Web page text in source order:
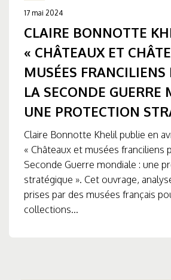
17 mai 2024
CLAIRE BONNOTTE
« CHÂTEAUX ET
MUSÉES
LA SECONDE GUERRE
UNE PROTECTION
Claire Bonnotte Khelil publie en
« Châteaux et musées franciliens
Seconde Guerre mondiale : une
stratégique ». Cet ouvrage,
prises par des musées français
collections...